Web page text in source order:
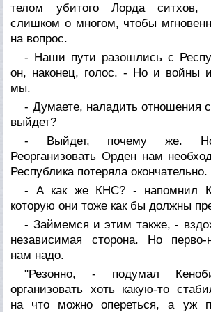
телом убитого Лорда
слишком о многом, чтобы
на вопрос.
- Наши пути разошлись с
он, наконец, голос. - Но и войны
мы.
- Думаете, наладить отношения
выйдет?
- Выйдет, почему же.
Реорганизовать Орден нам
Республика потеряла окончательно.
- А как же КНС? - напомнил
которую они тоже как бы должны
- Займемся и этим также, -
независимая сторона. Но перво-
нам надо.
"Резонно, - подумал
организовать хоть какую-то
на что можно опереться, а уж